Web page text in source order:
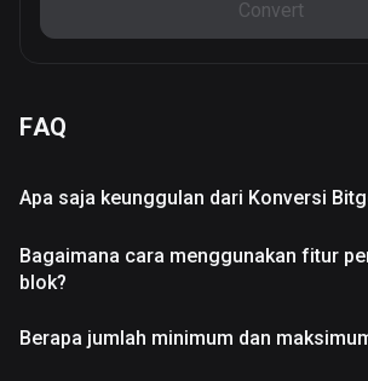
Convert
FAQ
Apa saja keunggulan dari Konversi
Bagaimana cara menggunakan fitur
blok?
Berapa jumlah minimum dan